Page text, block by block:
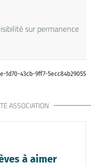
sur permanence
1d70-43cb-9ff7-5ecc84b29055
ASSOCIATION
à aimer